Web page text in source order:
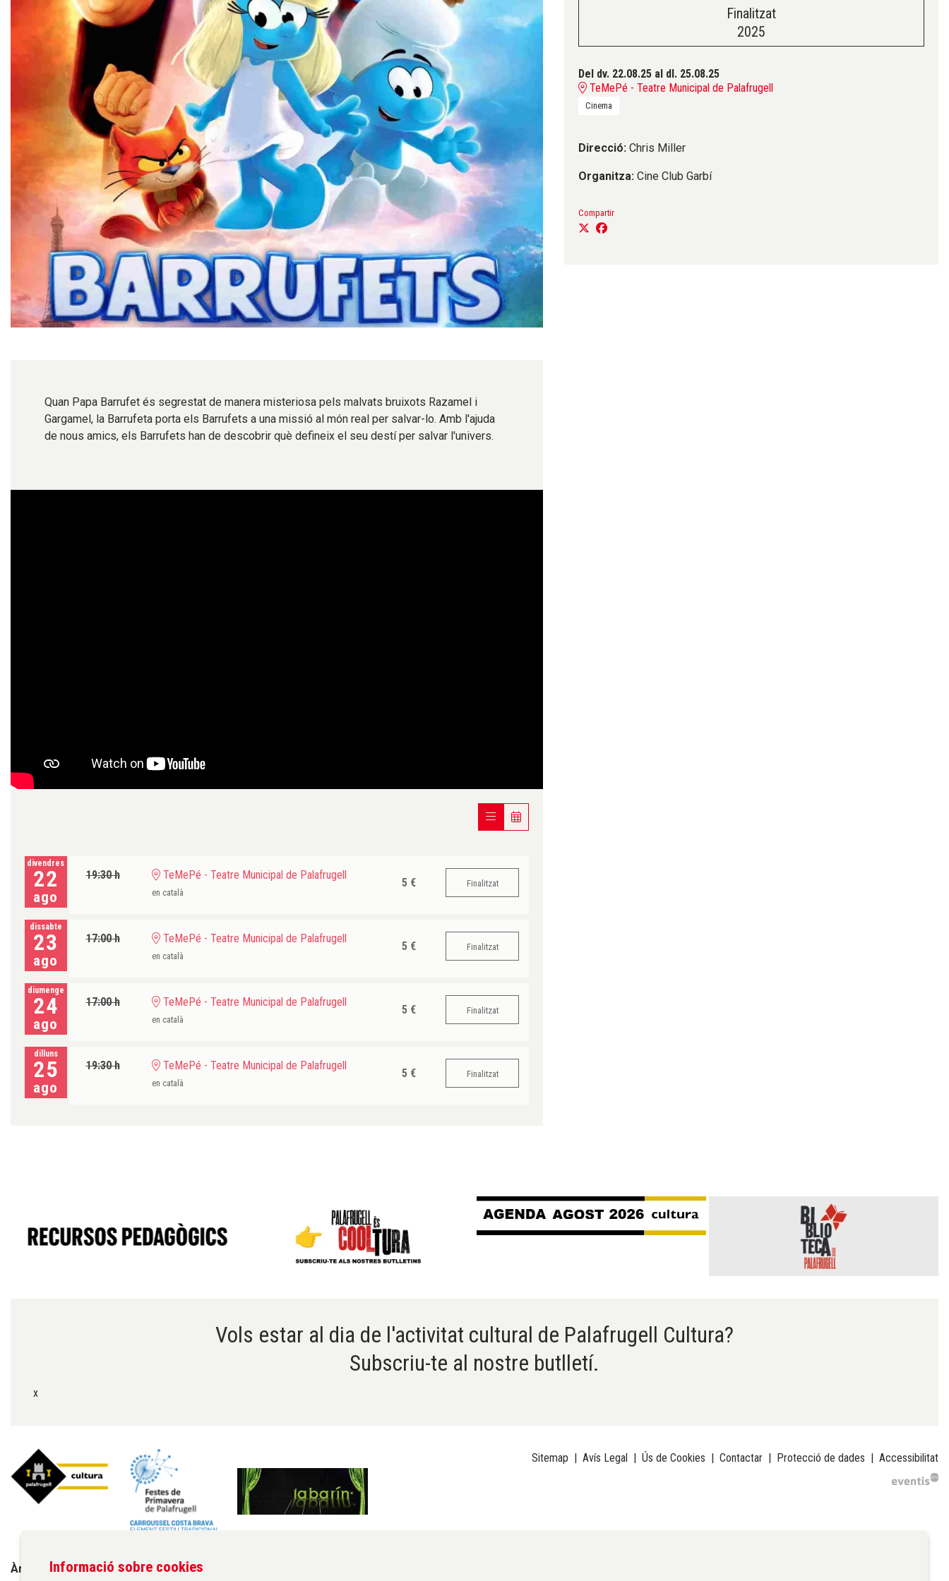
Finalitzat
2025
Del dv. 22.08.25 al dl. 25.08.25
TeMePé - Teatre Municipal de Palafrugell
Cinema
Direcció: Chris Miller
Organitza: Cine Club Garbí
Compartir
Quan Papa Barrufet és segrestat de manera misteriosa pels malvats bruixots Razamel i
Gargamel, la Barrufeta porta els Barrufets a una missió al món real per salvar-lo. Amb l'ajuda
de nous amics, els Barrufets han de descobrir què defineix el seu destí per salvar l'univers.
divendres
22
ago
19:30 h TeMePé - Teatre Municipal de Palafrugell
en català
5 € Finalitzat
dissabte
23
ago
17:00 h TeMePé - Teatre Municipal de Palafrugell
en català
5 € Finalitzat
diumenge
24
ago
17:00 h TeMePé - Teatre Municipal de Palafrugell
en català
5 € Finalitzat
dilluns
25
ago
19:30 h TeMePé - Teatre Municipal de Palafrugell
en català
5 € Finalitzat
Vols estar al dia de l'activitat cultural de Palafrugell Cultura?
Subscriu-te al nostre butlletí.
x
Àrea de cultura de l'Ajuntament de Palafrugell
Sitemap Avís Legal Ús de Cookies Contactar Protecció de dades Accessibilitat
Informació sobre cookies